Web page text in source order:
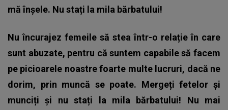
mă înșele. Nu stați la mila bărbatului!
Nu încurajez femeile să stea într-o relație în care
sunt abuzate, pentru că suntem capabile să facem
pe picioarele noastre foarte multe lucruri, dacă ne
dorim, prin muncă se poate. Mergeți fetelor și
munciți și nu stați la mila bărbatului! Nu mai